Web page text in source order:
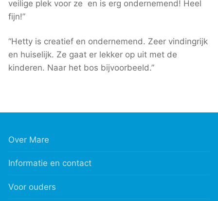
veilige plek voor ze en is erg ondernemend! Heel
fijn!”
“Hetty is creatief en ondernemend. Zeer vindingrijk
en huiselijk. Ze gaat er lekker op uit met de
kinderen. Naar het bos bijvoorbeeld.”
Over Mare
Informatie en contact
Voor ouders